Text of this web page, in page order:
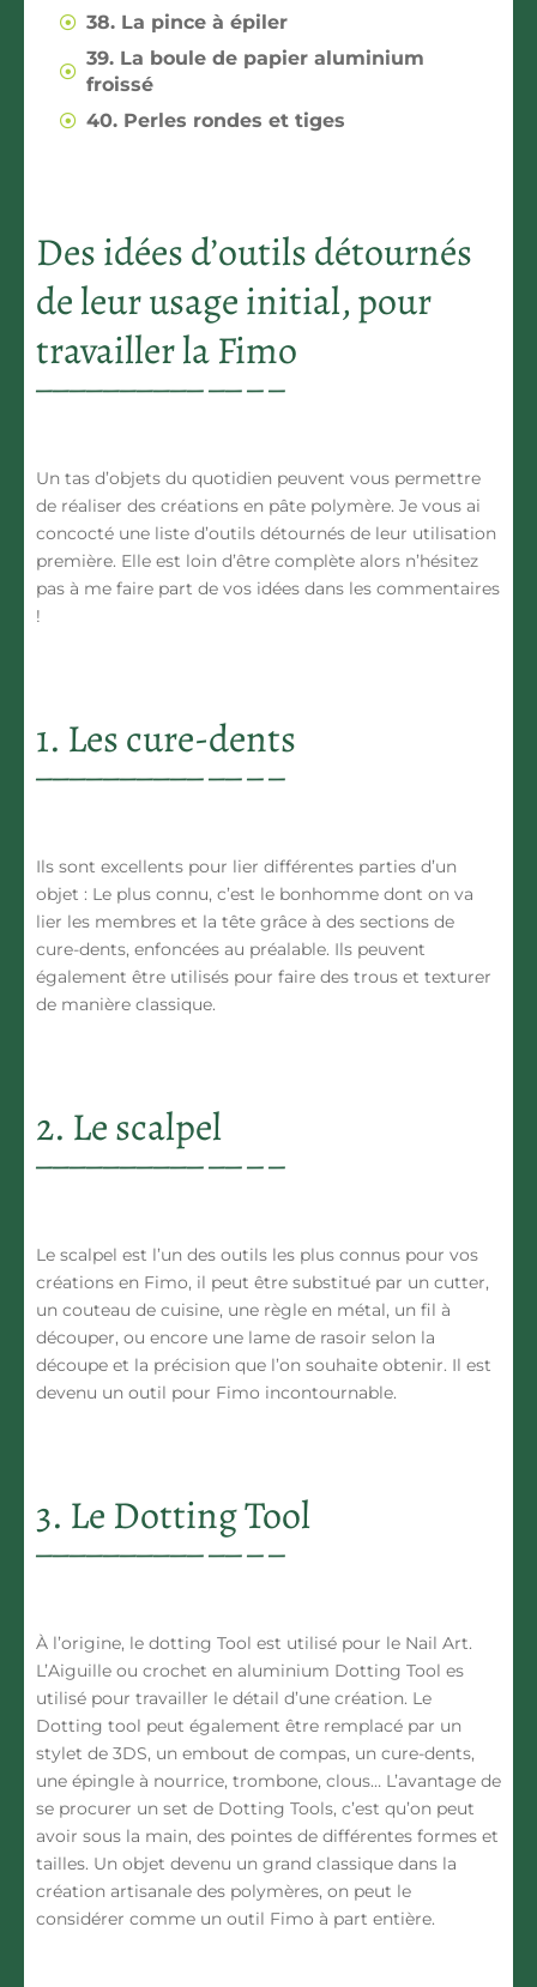
38. La pince à épiler
39. La boule de papier aluminium
froissé
40. Perles rondes et tiges
Des idées d’outils détournés
de leur usage initial, pour
travailler la Fimo
Un tas d’objets du quotidien peuvent vous permettre
de réaliser des créations en pâte polymère. Je vous ai
concocté une liste d’outils détournés de leur utilisation
première. Elle est loin d’être complète alors n’hésitez
pas à me faire part de vos idées dans les commentaires
!
1. Les cure-dents
Ils sont excellents pour lier différentes parties d’un
objet : Le plus connu, c’est le bonhomme dont on va
lier les membres et la tête grâce à des sections de
cure-dents, enfoncées au préalable. Ils peuvent
également être utilisés pour faire des trous et texturer
de manière classique.
2. Le scalpel
Le scalpel est l’un des outils les plus connus pour vos
créations en Fimo, il peut être substitué par un cutter,
un couteau de cuisine, une règle en métal, un fil à
découper, ou encore une lame de rasoir selon la
découpe et la précision que l’on souhaite obtenir. Il est
devenu un outil pour Fimo incontournable.
3. Le Dotting Tool
À l’origine, le dotting Tool est utilisé pour le Nail Art.
L’Aiguille ou crochet en aluminium Dotting Tool es
utilisé pour travailler le détail d’une création. Le
Dotting tool peut également être remplacé par un
stylet de 3DS, un embout de compas, un cure-dents,
une épingle à nourrice, trombone, clous… L’avantage de
se procurer un set de Dotting Tools, c’est qu’on peut
avoir sous la main, des pointes de différentes formes et
tailles. Un objet devenu un grand classique dans la
création artisanale des polymères, on peut le
considérer comme un outil Fimo à part entière.